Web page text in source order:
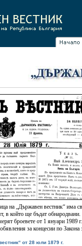
на „Държавен вестник“ има
в който ще бъдат обнародвани.
броевете от 1 януари 1989
за концесии по Закона
от 28 юли 1879 г.